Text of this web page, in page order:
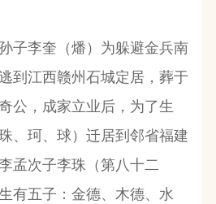
李奎（燔）为躲避金兵南
到江西赣州石城定居，葬于
公，成家立业后，为了生
、珂、球）迁居到邻省福建
孟次子李珠（第八十二
有五子：金德、木德、水